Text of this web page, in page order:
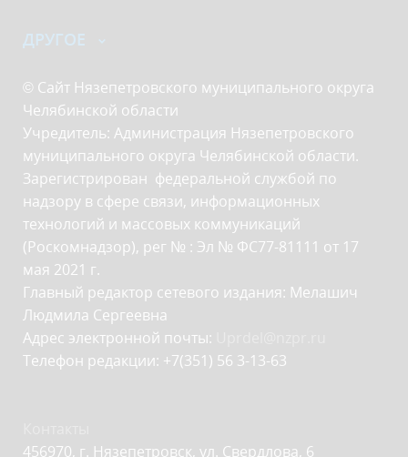
ДРУГОЕ
© Сайт Нязепетровского муниципального округа
Челябинской области
Учредитель: Администрация Нязепетровского
муниципального округа Челябинской области.
Зарегистрирован федеральной службой по
надзору в сфере связи, информационных
технологий и массовых коммуникаций
(Роскомнадзор), рег № : Эл № ФС77-81111 от 17
мая 2021 г.
Главный редактор сетевого издания: Мелашич
Людмила Сергеевна
Адрес электронной почты:
Телефон редакции: +7(351) 56 3-13-63
456970, г. Нязепетровск, ул. Свердлова, 6